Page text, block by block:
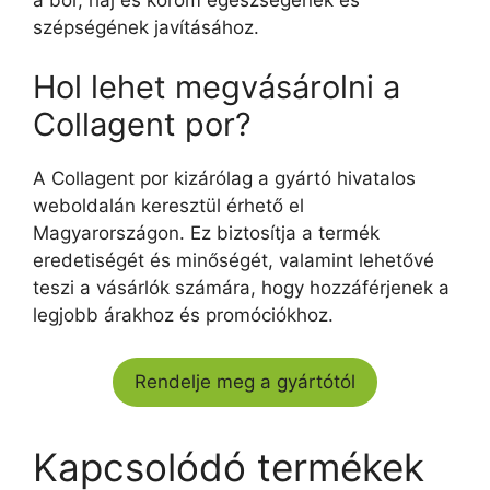
szépségének javításához.
Hol lehet megvásárolni a
Collagent por?
A Collagent por kizárólag a gyártó hivatalos
weboldalán keresztül érhető el
Magyarországon. Ez biztosítja a termék
eredetiségét és minőségét, valamint lehetővé
teszi a vásárlók számára, hogy hozzáférjenek a
legjobb árakhoz és promóciókhoz.
Rendelje meg a gyártótól
Kapcsolódó termékek